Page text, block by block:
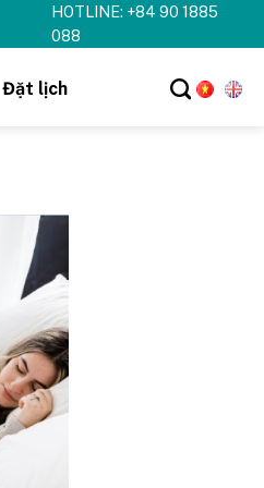
HOTLINE: +84 90 1885
088
Đặt lịch